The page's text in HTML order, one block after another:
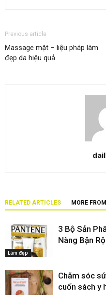
Previous article
Massage mặt – liệu pháp làm
đẹp da hiệu quả
RELATED ARTICLES MORE
Làm đẹp
3 Bộ Sản
Nàng Bận
Chăm sóc
cuốn sách y